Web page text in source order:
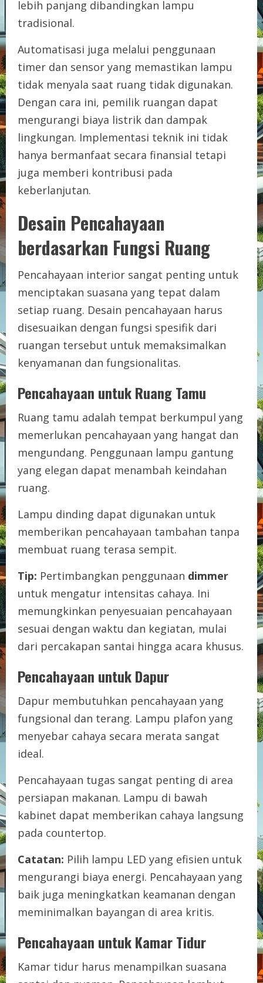
lebih panjang dibandingkan lampu
tradisional.
Automatisasi juga melalui penggunaan
timer dan sensor yang memastikan lampu
tidak menyala saat ruang tidak digunakan.
Dengan cara ini, pemilik ruangan dapat
mengurangi biaya listrik dan dampak
lingkungan. Implementasi teknik ini tidak
hanya bermanfaat secara finansial tetapi
juga memberi kontribusi pada
keberlanjutan.
Desain Pencahayaan
berdasarkan Fungsi Ruang
Pencahayaan interior sangat penting untuk
menciptakan suasana yang tepat dalam
setiap ruang. Desain pencahayaan harus
disesuaikan dengan fungsi spesifik dari
ruangan tersebut untuk memaksimalkan
kenyamanan dan fungsionalitas.
Pencahayaan untuk Ruang Tamu
Ruang tamu adalah tempat berkumpul yang
memerlukan pencahayaan yang hangat dan
mengundang. Penggunaan lampu gantung
yang elegan dapat menambah keindahan
ruang.
Lampu dinding dapat digunakan untuk
memberikan pencahayaan tambahan tanpa
membuat ruang terasa sempit.
Tip: Pertimbangkan penggunaan dimmer
untuk mengatur intensitas cahaya. Ini
memungkinkan penyesuaian pencahayaan
sesuai dengan waktu dan kegiatan, mulai
dari percakapan santai hingga acara khusus.
Pencahayaan untuk Dapur
Dapur membutuhkan pencahayaan yang
fungsional dan terang. Lampu plafon yang
menyebar cahaya secara merata sangat
ideal.
Pencahayaan tugas sangat penting di area
persiapan makanan. Lampu di bawah
kabinet dapat memberikan cahaya langsung
pada countertop.
Catatan: Pilih lampu LED yang efisien untuk
mengurangi biaya energi. Pencahayaan yang
baik juga meningkatkan keamanan dengan
meminimalkan bayangan di area kritis.
Pencahayaan untuk Kamar Tidur
Kamar tidur harus menampilkan suasana